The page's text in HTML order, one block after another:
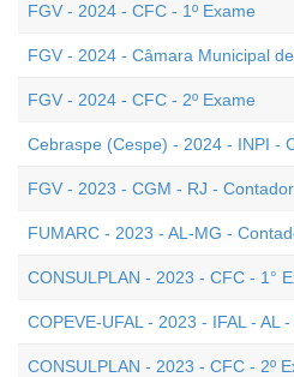
FGV - 2024 - CFC - 1º Exame
FGV - 2024 - Câmara Municipal
FGV - 2024 - CFC - 2º Exame
Cebraspe (Cespe) - 2024 - INPI -
FGV - 2023 - CGM - RJ - Contador
FUMARC - 2023 - AL-MG -
CONSULPLAN - 2023 - CFC - 1°
COPEVE-UFAL - 2023 - IFAL - AL
CONSULPLAN - 2023 - CFC - 2º